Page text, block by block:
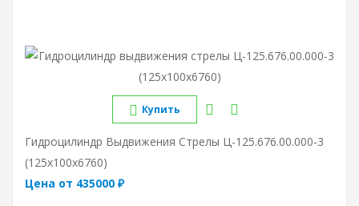
Купить
Гидроцилиндр Выдвижения Стрелы Ц-125.676.00.000-3
(125х100х6760)
Цена от 435000 ₽